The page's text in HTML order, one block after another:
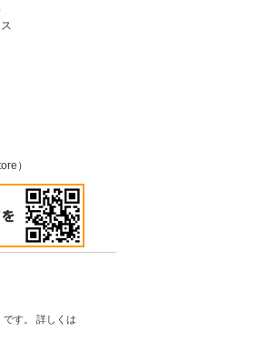
）
す。 詳しくは